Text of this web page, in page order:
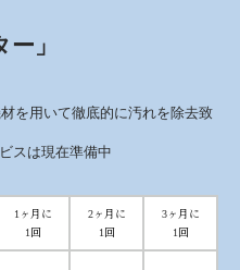
」
を用いて徹底的に汚れを除去致
スは現在準備中
1ヶ月に
1回
2ヶ月に
1回
3ヶ月に
1回